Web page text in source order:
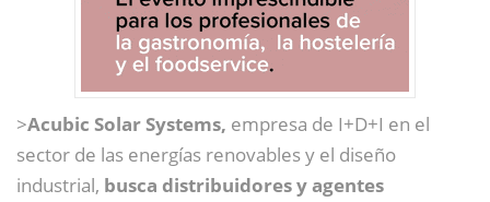
>Acubic Solar Systems, empresa de I+D+I en el
sector de las energías renovables y el diseño
industrial, busca distribuidores y agentes